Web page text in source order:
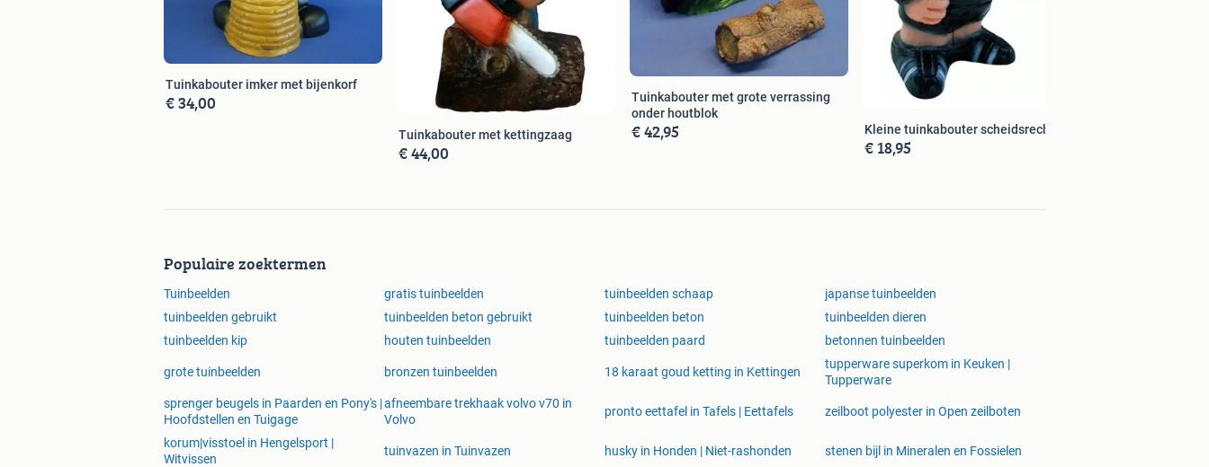
Tuinkabouter imker met bijenkorf
€ 34,00
Tuinkabouter met kettingzaag
€ 44,00
Tuinkabouter met grote verrassing
onder houtblok
€ 42,95 Kleine tuinkabouter scheidsrechter
€ 18,95
Populaire zoektermen
Tuinbeelden gratis tuinbeelden tuinbeelden schaap
japanse tuinbeelden
tuinbeelden gebruikt
tuinbeelden beton gebruikt tuinbeelden beton
tuinbeelden dieren
tuinbeelden kip
houten tuinbeelden tuinbeelden paard betonnen tuinbeelden
grote tuinbeelden bronzen tuinbeelden 18 karaat goud ketting in Kettingen
tupperware superkom in Keuken |
Tupperware
sprenger beugels in Paarden en Pony's |
Hoofdstellen en Tuigage
afneembare trekhaak volvo v70 in
Volvo
pronto eettafel in Tafels | Eettafels zeilboot polyester in Open zeilboten
korum|visstoel in Hengelsport |
Witvissen
tuinvazen in Tuinvazen husky in Honden | Niet-rashonden stenen bijl in Mineralen en Fossielen